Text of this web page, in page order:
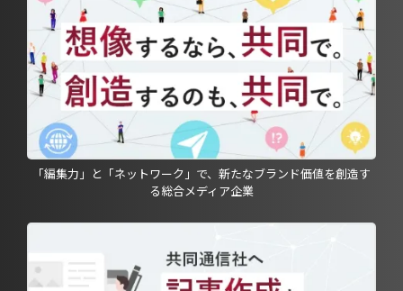
「編集力」と「ネットワーク」で、新たなブランド価値を創造す
る総合メディア企業